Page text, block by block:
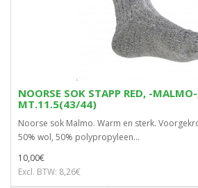
NOORSE SOK STAPP RED, -
MT.11.5(43/44)
Noorse sok Malmo. Warm en sterk.
50% wol, 50% polypropyleen...
10,00€
Excl. BTW: 8,26€